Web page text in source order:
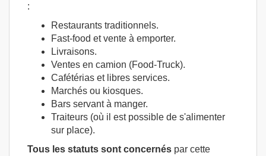
:
Restaurants traditionnels.
Fast-food et vente à emporter.
Livraisons.
Ventes en camion (Food-Truck).
Cafétérias et libres services.
Marchés ou kiosques.
Bars servant à manger.
Traiteurs (où il est possible de s'alimenter
sur place).
Tous les statuts sont concernés par cette